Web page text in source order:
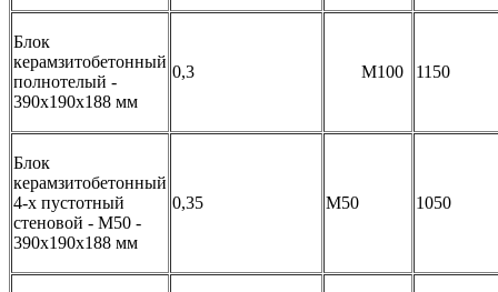
Блок
керамзитобетонный
полнотелый -
390х190х188 мм
0,3 M100 1150
Блок
керамзитобетонный
4-х пустотный
стеновой - М50 -
390х190х188 мм
0,35 M50 1050